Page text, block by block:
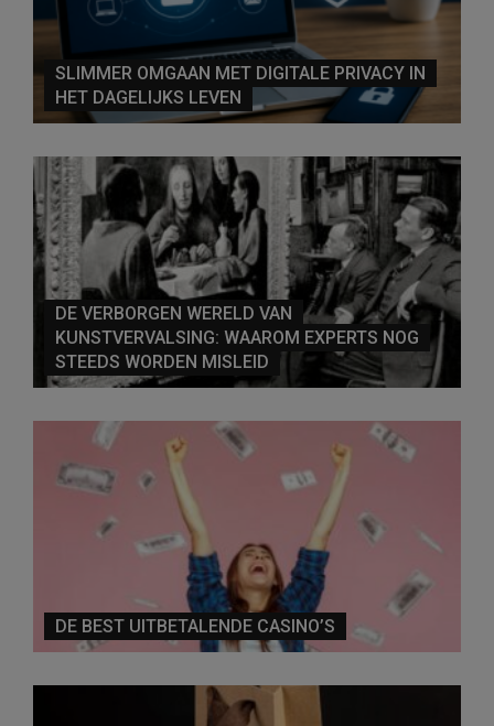
SLIMMER OMGAAN MET DIGITALE PRIVACY IN
HET DAGELIJKS LEVEN
DE VERBORGEN WERELD VAN
KUNSTVERVALSING: WAAROM EXPERTS NOG
STEEDS WORDEN MISLEID
DE BEST UITBETALENDE CASINO’S